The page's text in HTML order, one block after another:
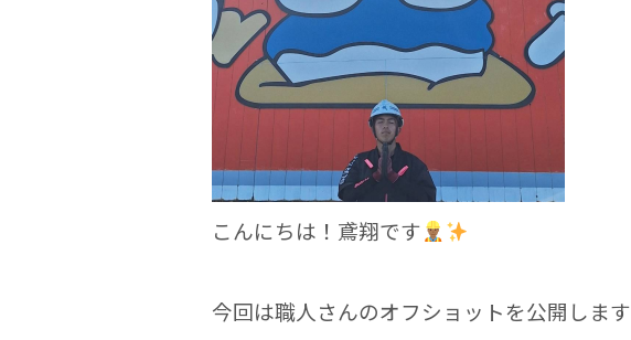
こんにちは！鳶翔です
今回は職人さんのオフショットを公開します